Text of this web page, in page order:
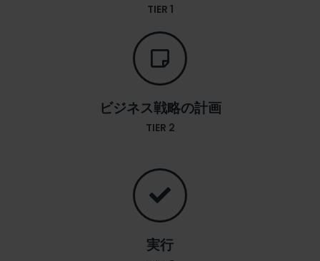
TIER 1
ビジネス戦略の計画
TIER 2
実行